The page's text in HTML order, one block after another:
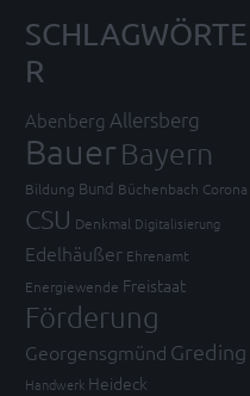
SCHLAGWÖRTE
R
Abenberg Allersberg
Bauer Bayern
Bildung Bund Büchenbach Corona
CSU Denkmal Digitalisierung
Edelhäußer Ehrenamt
Energiewende Freistaat
Förderung
Georgensgmünd Greding
Handwerk Heideck